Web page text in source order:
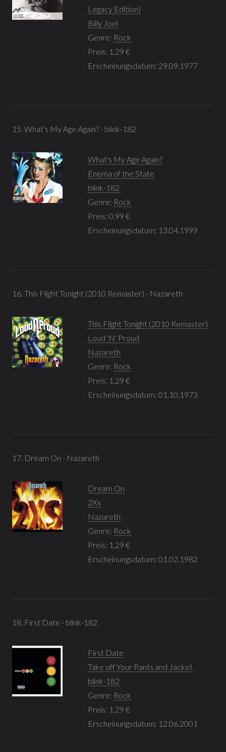
Legacy Edition)
Billy Joel
Genre: Rock
Preis: 1,29 €
Erscheinungsdatum: 29.09.1977
15. What's My Age Again? - blink-182
What's My Age Again?
Enema of the State
blink-182
Genre: Rock
Preis: 0,99 €
Erscheinungsdatum: 13.04.1999
16. This Flight Tonight (2010 Remaster) - Nazareth
This Flight Tonight (2010 Remaster)
Loud 'N' Proud
Nazareth
Genre: Rock
Preis: 1,29 €
Erscheinungsdatum: 01.10.1973
17. Dream On - Nazareth
Dream On
2Xs
Nazareth
Genre: Rock
Preis: 1,29 €
Erscheinungsdatum: 01.02.1982
18. First Date - blink-182
First Date
Take off Your Pants and Jacket
blink-182
Genre: Rock
Preis: 1,29 €
Erscheinungsdatum: 12.06.2001